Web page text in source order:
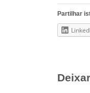
Partilhar